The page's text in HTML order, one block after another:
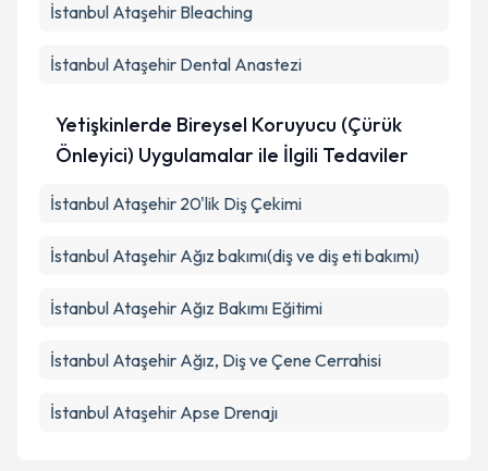
İstanbul Ataşehir Bleaching
İstanbul Ataşehir Dental Anastezi
Yetişkinlerde Bireysel Koruyucu (Çürük
Önleyici) Uygulamalar ile İlgili Tedaviler
İstanbul Ataşehir 20'lik Diş Çekimi
İstanbul Ataşehir Ağız bakımı(diş ve diş eti bakımı)
İstanbul Ataşehir Ağız Bakımı Eğitimi
İstanbul Ataşehir Ağız, Diş ve Çene Cerrahisi
İstanbul Ataşehir Apse Drenajı